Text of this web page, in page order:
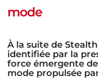
mode
À la suite de
identifiée par la
force émergente
mode propulsée par